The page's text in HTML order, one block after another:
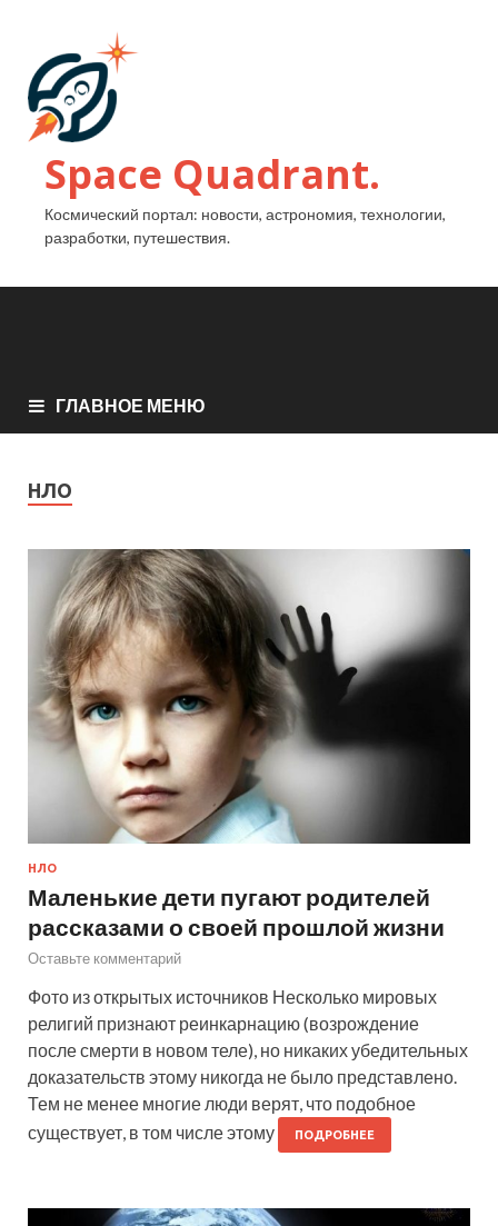
Space Quadrant.
Космический портал: новости, астрономия, технологии,
разработки, путешествия.
ГЛАВНОЕ МЕНЮ
НЛО
НЛО
Маленькие дети пугают родителей
рассказами о своей прошлой жизни
Оставьте комментарий
Фото из открытых источников Несколько мировых
религий признают реинкарнацию (возрождение
после смерти в новом теле), но никаких убедительных
доказательств этому никогда не было представлено.
Тем не менее многие люди верят, что подобное
существует, в том числе этому
ПОДРОБНЕЕ